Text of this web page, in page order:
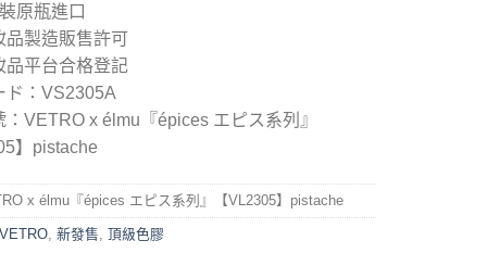
原瓶進口
品製造販售許可
品平台合格登記
ド：VS2305A
：VETRO x élmu『épices エピス系列』
】pistache
x élmu『épices エピス系列』【VL2305】pistache
, 新發售 頂級色膠